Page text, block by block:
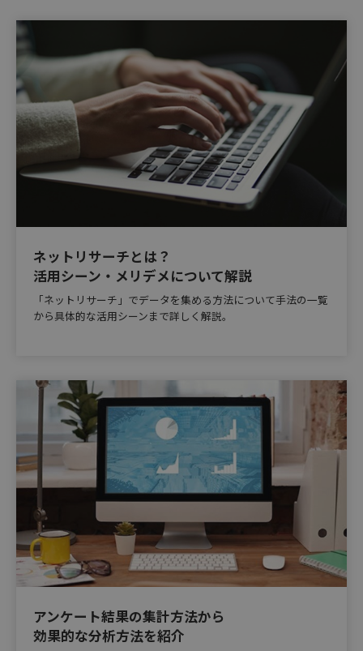
ネットリサーチとは？
活用シーン・メリデメについて解説
「ネットリサーチ」でデータを集める方法について手法の一覧
から具体的な活用シーンまで詳しく解説。
アンケート結果の集計方法から
効果的な分析方法を紹介